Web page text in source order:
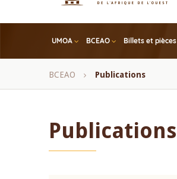
UMOA BCEAO Billets et pièces
Fil
BCEAO Publications
Publications